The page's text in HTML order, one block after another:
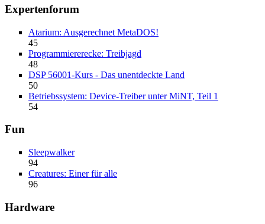
Expertenforum
Atarium: Ausgerechnet MetaDOS!
45
Programmiererecke: Treibjagd
48
DSP 56001-Kurs - Das unentdeckte Land
50
Betriebssystem: Device-Treiber unter MiNT, Teil 1
54
Fun
Sleepwalker
94
Creatures: Einer für alle
96
Hardware